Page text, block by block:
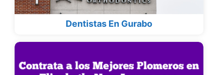
Dentistas En Gurabo